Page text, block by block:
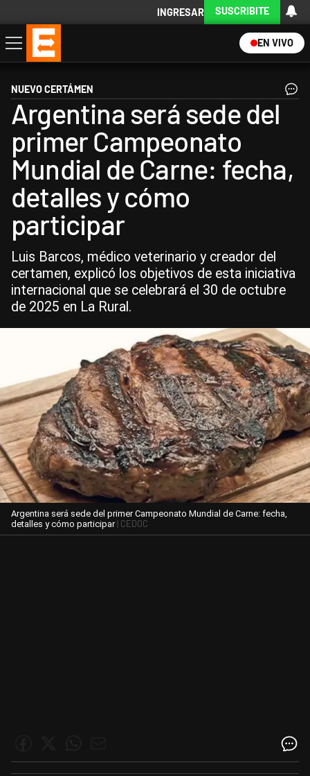
INGRESAR SUSCRIBITE
EN VIVO
Economía
Política
Internacional
Actualidad
Descargá la App
NUEVO CERTÁMEN
Argentina será sede del
primer Campeonato
Mundial de Carne: fecha,
detalles y cómo
participar
Luis Barcos, médico veterinario y creador del
certamen, explicó los objetivos de esta iniciativa
internacional que se celebrará el 30 de octubre
de 2025 en La Rural.
Argentina será sede del primer Campeonato Mundial de Carne: fecha,
detalles y cómo participar | CEDOC